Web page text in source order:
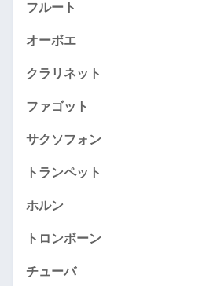
フルート
オーボエ
クラリネット
ファゴット
サクソフォン
トランペット
ホルン
トロンボーン
チューバ